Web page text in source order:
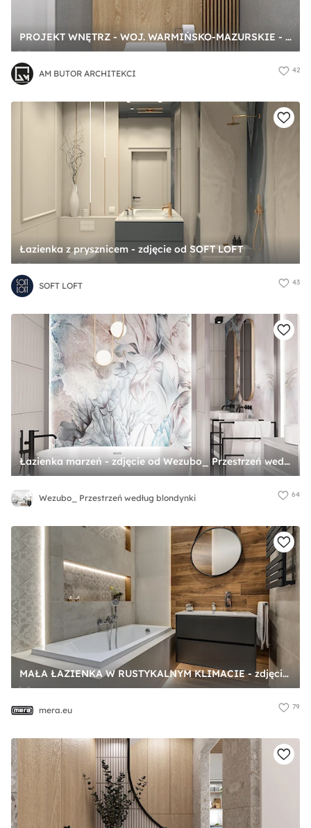
PROJEKT WNĘTRZ - WOJ. WARMIŃSKO-MAZURSKIE - Średnia łazienka z oknem, styl nowoczesny - zdjęcie od AM BUTOR ARCHITEKCI
AM BUTOR ARCHITEKCI 42
Łazienka z prysznicem - zdjęcie od SOFT LOFT
SOFT LOFT 43
Łazienka marzeń - zdjęcie od Wezubo_ Przestrzeń według blondynki
Wezubo_ Przestrzeń według blondynki 64
MAŁA ŁAZIENKA W RUSTYKALNYM KLIMACIE - zdjęcie od mera.eu
mera.eu 79